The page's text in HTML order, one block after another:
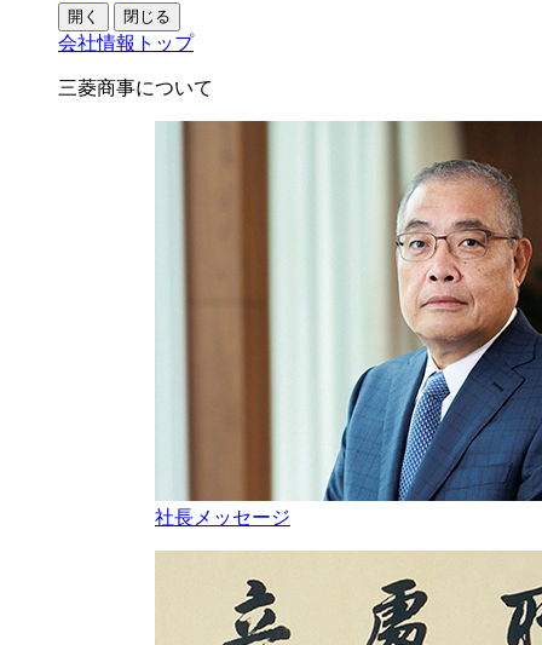
開く 閉じる
会社情報トップ
三菱商事について
社長メッセージ